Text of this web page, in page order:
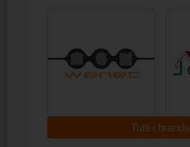
Tutti i brands